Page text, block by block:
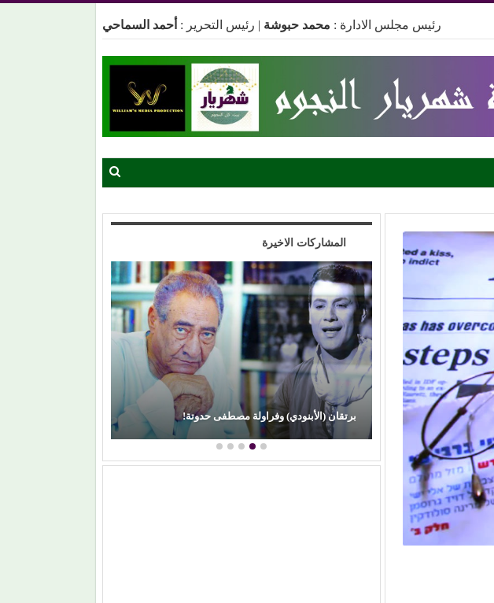
رئيس مجلس الادارة : محمد حبوشة | رئيس التحرير : أحمد السماحي
المشاركات الاخيرة
برتقان (الأبنودي) وفراولة مصطفى حدوتة! محمود عطية يكتب: سوق (الترند)